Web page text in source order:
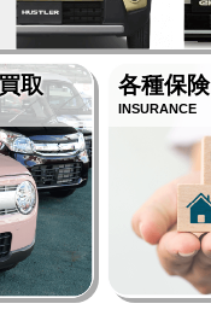
取 各種保険
INSURANCE